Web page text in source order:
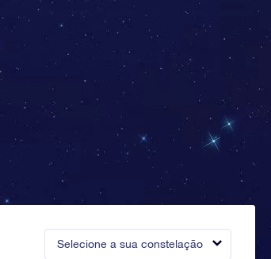
Selecione a sua constelação